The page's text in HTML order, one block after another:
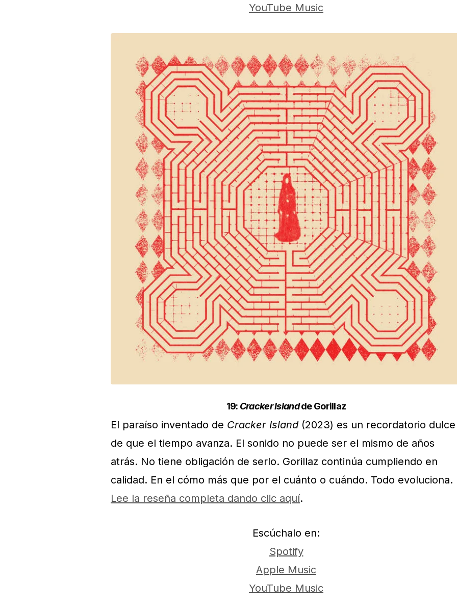
YouTube Music
19: Cracker Islandde Gorillaz
El paraíso inventado de Cracker Island(2023) es un recordatorio dulce
de que el tiempo avanza. El sonido no puede ser el mismo de años
atrás. No tiene obligación de serlo. Gorillaz continúa cumpliendo en
calidad. En el cómo más que por el cuánto o cuándo. Todo evoluciona.
Lee la reseña completa dando clic aquí.
Escúchalo en:
Spotify
Apple Music
YouTube Music